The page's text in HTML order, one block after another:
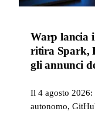
Warp lancia
ritira Spark,
gli annunci
Il 4 agosto 2026:
autonomo,